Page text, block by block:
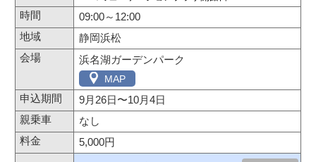
09:00～12:00
静岡浜松
浜名湖ガーデンパーク
MAP
9月26日〜10月4日
なし
5,000円